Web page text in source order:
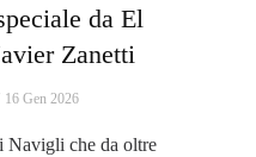
da El
Zanetti
16 Gen 2026
Navigli che da oltre